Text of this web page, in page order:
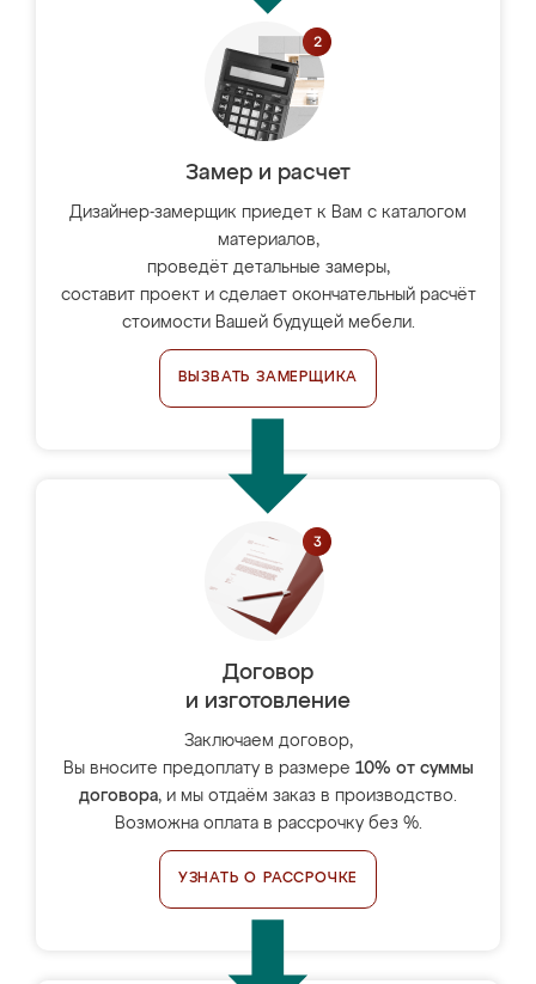
Замер и расчет
Дизайнер-замерщик приедет к Вам с каталогом
материалов,
проведёт детальные замеры,
составит проект и сделает окончательный расчёт
стоимости Вашей будущей мебели.
ВЫЗВАТЬ ЗАМЕРЩИКА
Договор
и изготовление
Заключаем договор,
Вы вносите предоплату в размере 10% от суммы
договора, и мы отдаём заказ в производство.
Возможна оплата в рассрочку без %.
УЗНАТЬ О РАССРОЧКЕ